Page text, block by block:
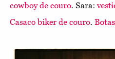
cowboy de couro. Sara:
Casaco biker de couro.